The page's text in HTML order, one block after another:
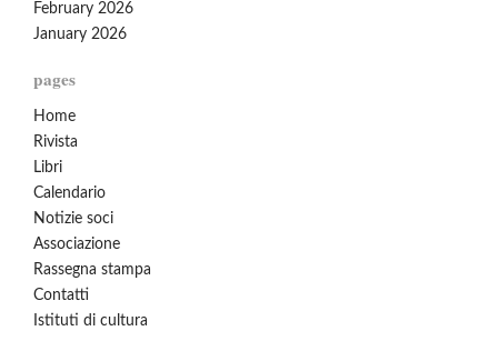
February 2026
January 2026
pages
Home
Rivista
Libri
Calendario
Notizie soci
Associazione
Rassegna stampa
Contatti
Istituti di cultura